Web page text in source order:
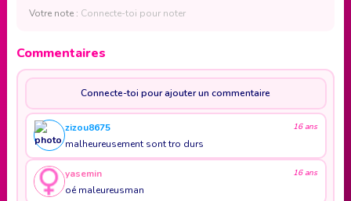
Votre note : Connecte-toi pour noter
Commentaires
Connecte-toi pour ajouter un commentaire
zizou8675 16 ans
malheureusement sont tro durs
yasemin 16 ans
oé maleureusman